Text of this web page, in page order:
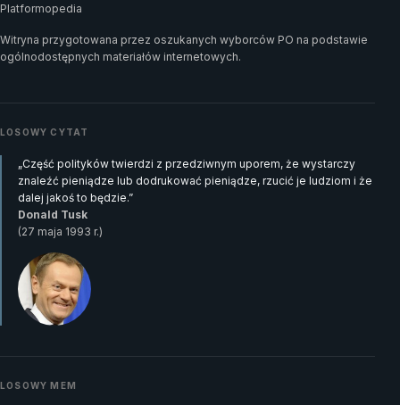
Platformopedia
Witryna przygotowana przez oszukanych wyborców PO na podstawie
ogólnodostępnych materiałów internetowych.
LOSOWY CYTAT
„Część polityków twierdzi z przedziwnym uporem, że wystarczy
znaleźć pieniądze lub dodrukować pieniądze, rzucić je ludziom i że
dalej jakoś to będzie.”
Donald Tusk
(27 maja 1993 r.)
LOSOWY MEM